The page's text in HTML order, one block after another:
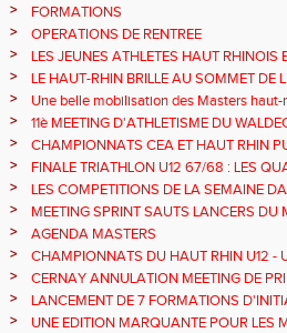
>
FORMATIONS
>
OPERATIONS DE RENTREE
>
LES JEUNES ATHLETES HAUT RHINOIS
CHAMPIONNATS DE FRANCE AVENIR
>
LE HAUT-RHIN BRILLE AU SOMMET DE
!
>
Une belle mobilisation des Masters haut-
Championnats Grand Est 2025
>
11è MEETING D'ATHLETISME DU
>
CHAMPIONNATS CEA ET HAUT RHIN
>
FINALE TRIATHLON U12 67/68 : LES
>
LES COMPETITIONS DE LA SEMAINE
>
MEETING SPRINT SAUTS LANCERS DU
>
AGENDA MASTERS
>
CHAMPIONNATS DU HAUT RHIN U12 -
>
CERNAY ANNULATION MEETING DE
>
LANCEMENT DE 7 FORMATIONS
>
UNE EDITION MARQUANTE POUR LES